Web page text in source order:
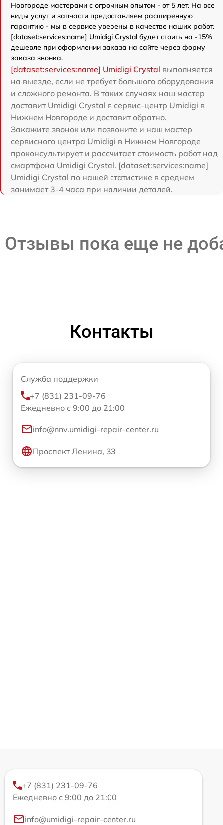
Новгороде мастерами с огромным опытом - от 5 лет. На все
виды услуг и запчасти предоставляем расширенную
гарантию - мы в сервисе уверены в качестве наших работ.
[dataset:services:name] Umidigi Crystal будет стоить на -15%
дешевле при оформлении заказа на сайте через форму
заказа звонка.
[dataset:services:name] Umidigi Crystal выполняется
на выезде, если не требует большого оборудования
и сложного ремонта. В таких случаях наш мастер
доставит Umidigi Crystal в сервис-центр Umidigi в
Нижнем Новгороде и доставит обратно.
Закажите звонок или позвоните и наш мастер
сервисного центра Umidigi в Нижнем Новгороде
проконсультирует и рассчитает стоимость работ над
смартфона Umidigi Crystal. [dataset:services:name]
Umidigi Crystal по нашей статистике в среднем
занимает 3-4 часа при наличии деталей.
Отзывы пока еще не
Контакты
Служба поддержки
+7 (831) 231-09-76
Ежедневно с 9:00 до 21:00
info@nnv.umidigi-repair-center.ru
Проспект Ленина, 33
+7 (831) 231-09-76
Ежедневно с 9:00 до 21:00
info@umidigi-repair-center.ru